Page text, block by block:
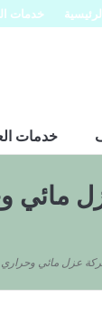
خدمات
خدمات
مائي
عزل مائي وحراري